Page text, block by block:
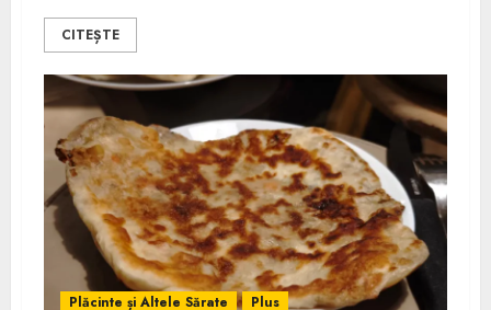
CITEȘTE
Plăcinte și Altele Sărate
Plus